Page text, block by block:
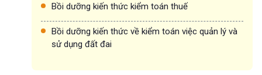
Bồi dưỡng kiến thức kiểm toán thuế
Bồi dưỡng kiến thức về kiểm toán việc quản lý và
sử dụng đất đai